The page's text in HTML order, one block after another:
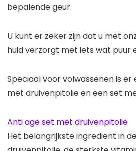
bepalende geur.
U kunt er zeker zijn dat u met
huid verzorgt met iets wat puur
Speciaal voor volwassenen is
met druivenpitolie en een set
Anti age set met druivenpitolie
Het belangrijkste ingrediënt in